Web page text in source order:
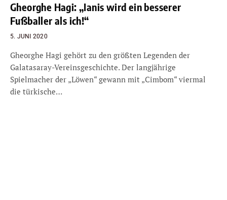
Gheorghe Hagi: „Ianis wird ein besserer
Fußballer als ich!“
5. JUNI 2020
Gheorghe Hagi gehört zu den größten Legenden der
Galatasaray-Vereinsgeschichte. Der langjährige
Spielmacher der „Löwen“ gewann mit „Cimbom“ viermal
die türkische…